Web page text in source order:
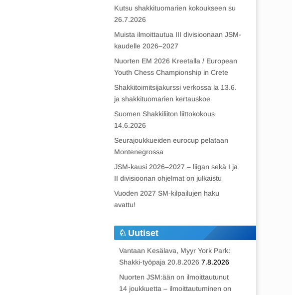
Kutsu shakkituomarien kokoukseen su
26.7.2026
Muista ilmoittautua III divisioonaan JSM-
kaudelle 2026–2027
Nuorten EM 2026 Kreetalla / European
Youth Chess Championship in Crete
Shakkitoimitsijakurssi verkossa la 13.6.
ja shakkituomarien kertauskoe
Suomen Shakkiliiton liittokokous
14.6.2026
Seurajoukkueiden eurocup pelataan
Montenegrossa
JSM-kausi 2026–2027 – liigan sekä I ja
II divisioonan ohjelmat on julkaistu
Vuoden 2027 SM-kilpailujen haku
avattu!
Uutiset
Vantaan Kesälava, Myyr York Park:
Shakki-työpaja 20.8.2026 7.8.2026
Nuorten JSM:ään on ilmoittautunut
14 joukkuetta – ilmoittautuminen on